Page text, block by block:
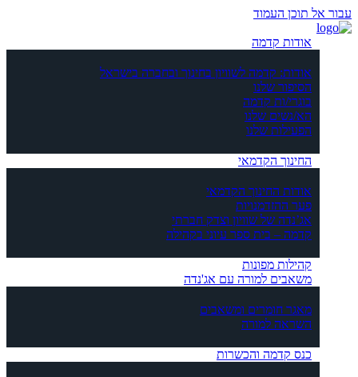
עבור אל תוכן העמוד
אודות קדמה
אודות: קדמה לשוויון בחינוך ובחברה בישראל
הסיפור שלנו
בוגרי/ות קדמה
הא/נשים שלנו
הפעילות שלנו
החינוך הקדמאי
אודות החינוך הקדמאי
פער ההזדמנויות
אג’נדה של שוויון וצדק חברתי
קדמה – בית ספר עיוני בקהילה
קהילות מפונות
משאבים למורה עם אג'נדה
מאגר חומרים ומשאבים
השראה למורה
כנס קדמה והכשרות